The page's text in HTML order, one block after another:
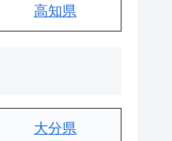
高知県
大分県